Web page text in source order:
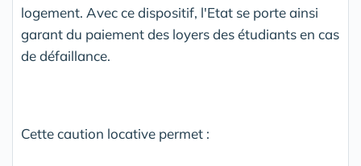
logement. Avec ce dispositif, l'Etat se porte ainsi
garant du paiement des loyers des étudiants en cas
de défaillance.
Cette caution locative permet :